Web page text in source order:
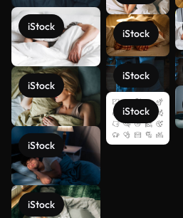
iStock
iStock
iStock
iStock
iStock
iStock
iStock